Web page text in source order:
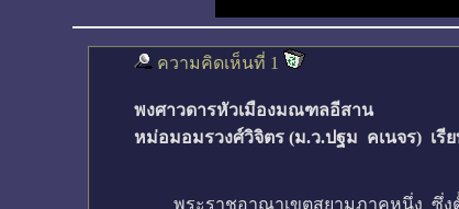
ความคิดเห็นที่ 1
พงศาวดารหัวเมืองมณฑลอีสาน
หม่อมอมรวงศ์วิจิตร (ม.ว.ปฐม คเนจร) เรีย
พระราชอาณาเขตสยามภาคหนึ่ง ซึ่งตั้ง